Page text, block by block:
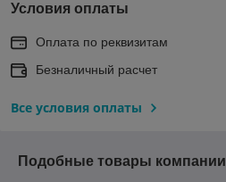
Условия оплаты
Оплата по реквизитам
Безналичный расчет
Все условия оплаты
Подобные товары компании